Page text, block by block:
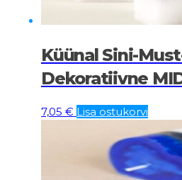
Küünal Sini-
Dekoratiivne
7,05 € Lisa ostukorvi